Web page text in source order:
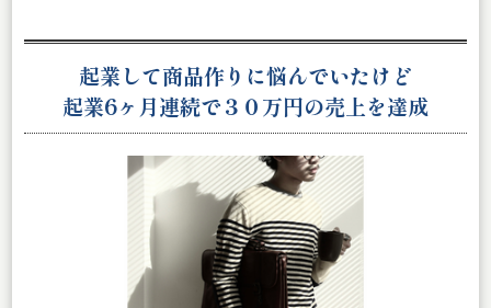
起業して商品作りに悩んでいたけど
起業6ヶ月連続で３０万円の売上を達成